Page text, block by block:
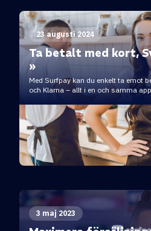
23 augusti 2024
Ta betalt med kort,
»
Med Surfpay kan du enkelt ta emot
och Klarna – allt i en och samma
3 maj 2023